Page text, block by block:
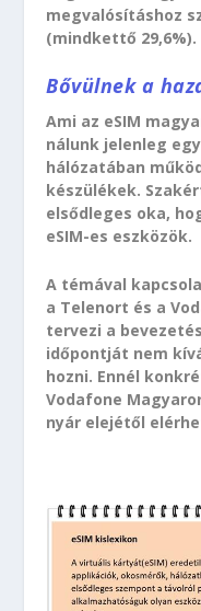
megvalósításhoz
(mindkettő 29,6%).
Bővülnek a
Ami az eSIM
nálunk jelenleg
hálózatában
készülékek.
elsődleges oka,
eSIM-es eszközök.
A témával
a Telenort és a
tervezi a
időpontját nem
hozni. Ennél
Vodafone
nyár elejétől